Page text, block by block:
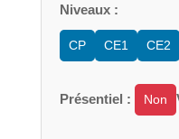
Niveaux :
CP CE1 CE2
Présentiel : Non